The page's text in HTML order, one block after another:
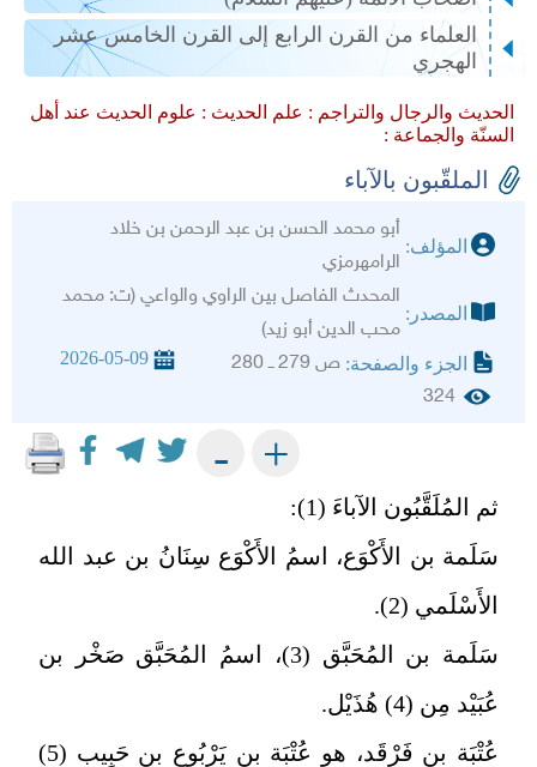
العلماء من القرن الرابع إلى القرن الخامس عشر
الهجري
الحديث والرجال والتراجم : علم الحديث : علوم الحديث عند أهل
السنّة والجماعة :
الملقّبون بالآباء
المؤلف:
أبو محمد الحسن بن عبد الرحمن بن خلاد
الرامهرمزي
المصدر:
المحدث الفاصل بين الراوي والواعي (ت: محمد
محب الدين أبو زيد)
الجزء والصفحة: ص 279 ــ 280 2026-05-09
324
+
-
ثم المُلَقَّبُون الآباءَ (1):
سَلَمة بن الأَكْوَع، اسمُ الأَكْوَع سِنَانُ بن عبد الله
الأَسْلَمي (2).
سَلَمة بن المُحَبَّق (3)، اسمُ المُحَبَّق صَخْر بن
عُبَيْد مِن (4) هُذَيْل.
عُتْبَة بن فَرْقَد، هو عُتْبَة بن يَرْبُوع بن حَبِيب (5)